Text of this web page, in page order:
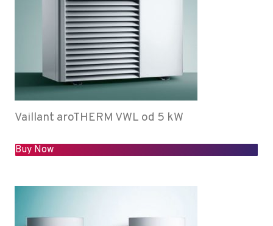
Vaillant aroTHERM VWL od 5 kW
Buy Now